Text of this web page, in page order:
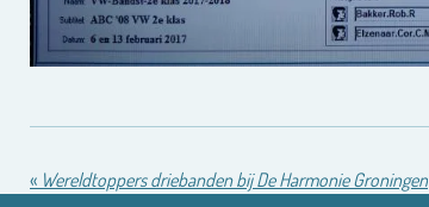
« Wereldtoppers driebanden bij De Harmonie Groningen